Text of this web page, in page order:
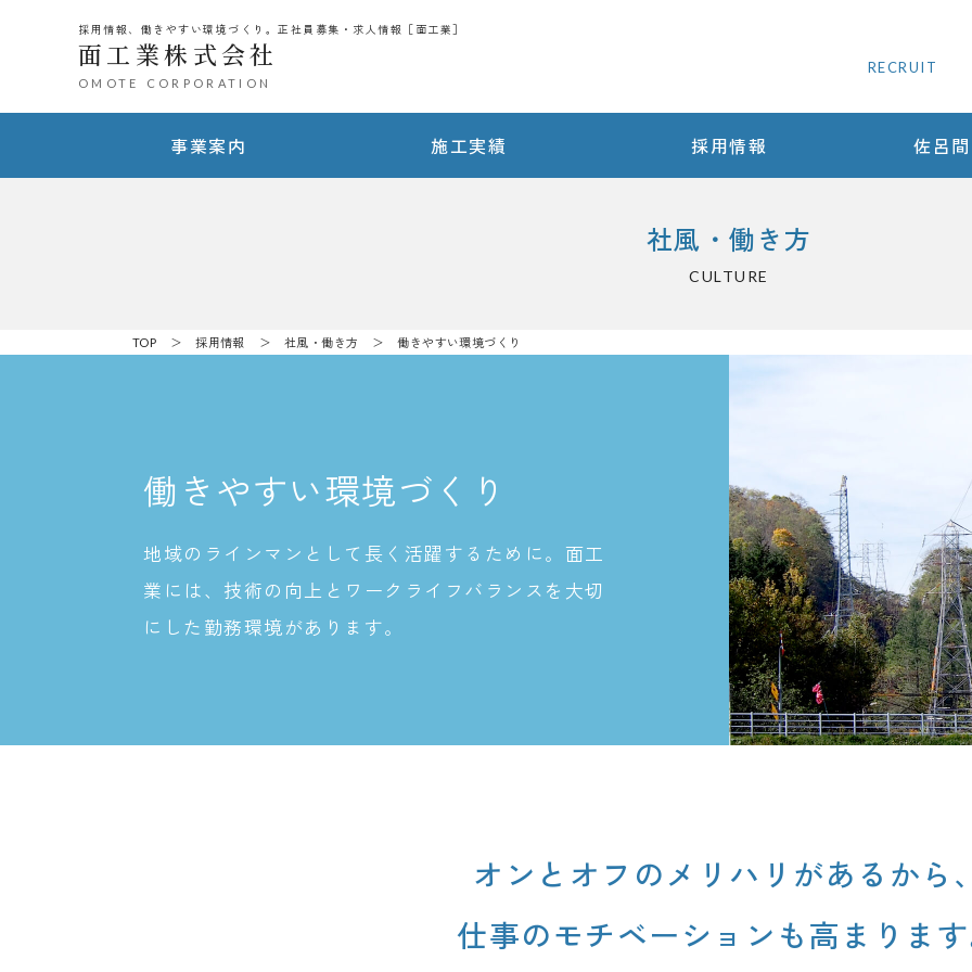
採用情報、働きやすい環境づくり。正社員募集・求人情報［面工業］
面工業株式会社
OMOTE CORPORATION
RECRUIT
事業案内 施工実績 採用情報 佐呂
社風・働き方
CULTURE
TOP ＞採用情報 ＞ 社風・働き方 ＞ 働きやすい環境づくり
働きやすい環境づくり
地域のラインマンとして長く活躍するために。面工
業には、技術の向上とワークライフバランスを大切
にした勤務環境があります。
オンとオフのメリハリがあるから
仕事のモチベーションも高まりま